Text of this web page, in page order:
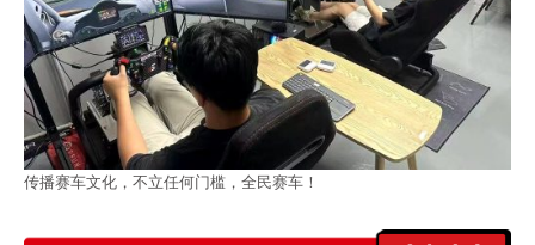
传播赛车文化，不立任何门槛，全民赛车！